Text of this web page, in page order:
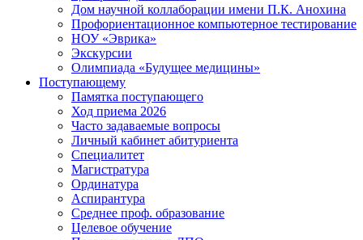
Дом научной коллаборации имени П.К. Анохина
Профориентационное компьютерное тестирование
НОУ «Эврика»
Экскурсии
Олимпиада «Будущее медицины»
Поступающему
Памятка поступающего
Ход приема 2026
Часто задаваемые вопросы
Личный кабинет абитуриента
Специалитет
Магистратура
Ординатура
Аспирантура
Среднее проф. образование
Целевое обучение